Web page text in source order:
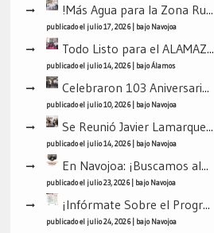
!Más Agua para la Zona Ru...
publicado el julio 17, 2026| bajoNavojoa
Todo Listo para el ALAMAZ...
publicado el julio 14, 2026| bajoÁlamos
Celebraron 103 Aniversari...
publicado el julio 10, 2026| bajoNavojoa
Se Reunió Javier Lamarque...
publicado el julio 14, 2026| bajoNavojoa
En Navojoa: ¡Buscamos al...
publicado el julio 23, 2026| bajoNavojoa
¡Infórmate Sobre el Progr...
publicado el julio 24, 2026| bajoNavojoa